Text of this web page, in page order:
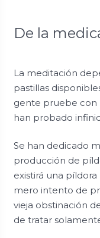
De la
La meditación
pastillas
gente pruebe con
han probado
Se han dedicado
producción de
existirá una
mero intento de
vieja obstinación
de tratar